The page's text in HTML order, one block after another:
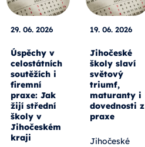
29. 06. 2026
Úspěchy v
celostátních
soutěžích i
firemní
praxe: Jak
žijí střední
školy v
Jihočeském
kraji
19. 06. 2026
Jihočeské
školy slaví
světový
triumf,
maturanty i
dovednosti z
praxe
Jihočeské